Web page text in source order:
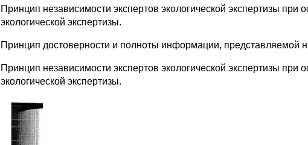
Принцип независимости экспертов экологической экспертизы
экологической экспертизы.
Принцип достоверности и полноты информации, пред­ставляемой
Принцип независимости экспертов экологической экс­пертизы
экологической экспертизы.